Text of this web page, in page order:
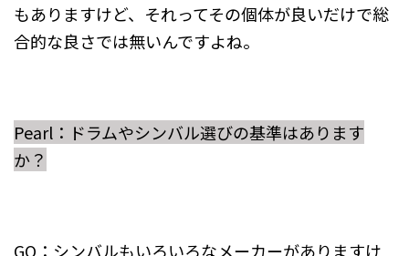
もありますけど、それってその個体が良いだけで総
合的な良さでは無いんですよね。
Pearl：ドラムやシンバル選びの基準はあります
か？
GO：シンバルもいろいろなメーカーがありますけ